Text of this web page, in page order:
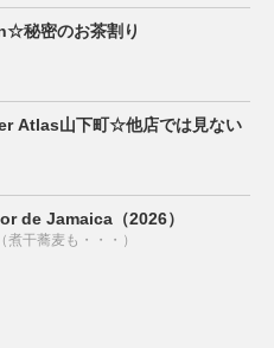
秘密のお茶割り
Atlas山下町☆他店では見ない
de Jamaica（2026）
干蕎麦も・・・）